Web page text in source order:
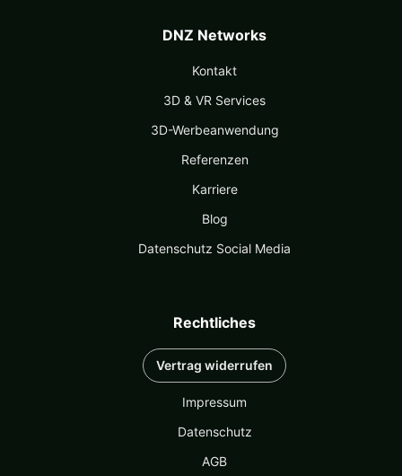
DNZ Networks
Kontakt
3D & VR Services
3D-Werbeanwendung
Referenzen
Karriere
Blog
Datenschutz Social Media
Rechtliches
Vertrag widerrufen
Impressum
Datenschutz
AGB